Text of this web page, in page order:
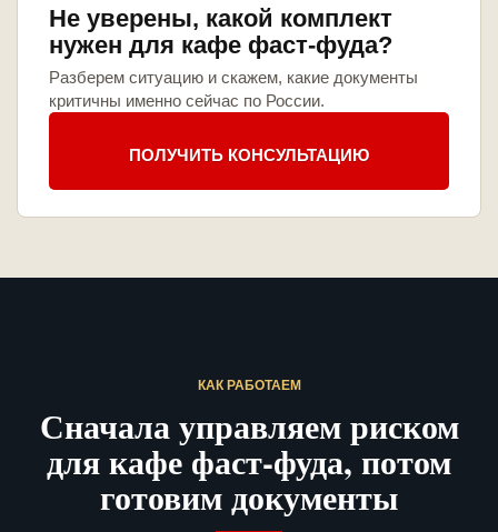
Не уверены, какой комплект
нужен для кафе фаст-фуда?
Разберем ситуацию и скажем, какие документы
критичны именно сейчас по России.
ПОЛУЧИТЬ КОНСУЛЬТАЦИЮ
КАК РАБОТАЕМ
Сначала управляем риском
для кафе фаст-фуда, потом
готовим документы